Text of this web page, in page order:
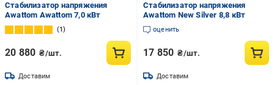
Стабилизатор напряжения
Awattom Awattom 7,0 кВт
1
20 880 ₴/шт.
Доставим
Стабилизатор напряжения
Awattom New Silver 8,8 кВт
оценить
17 850 ₴/шт.
Доставим